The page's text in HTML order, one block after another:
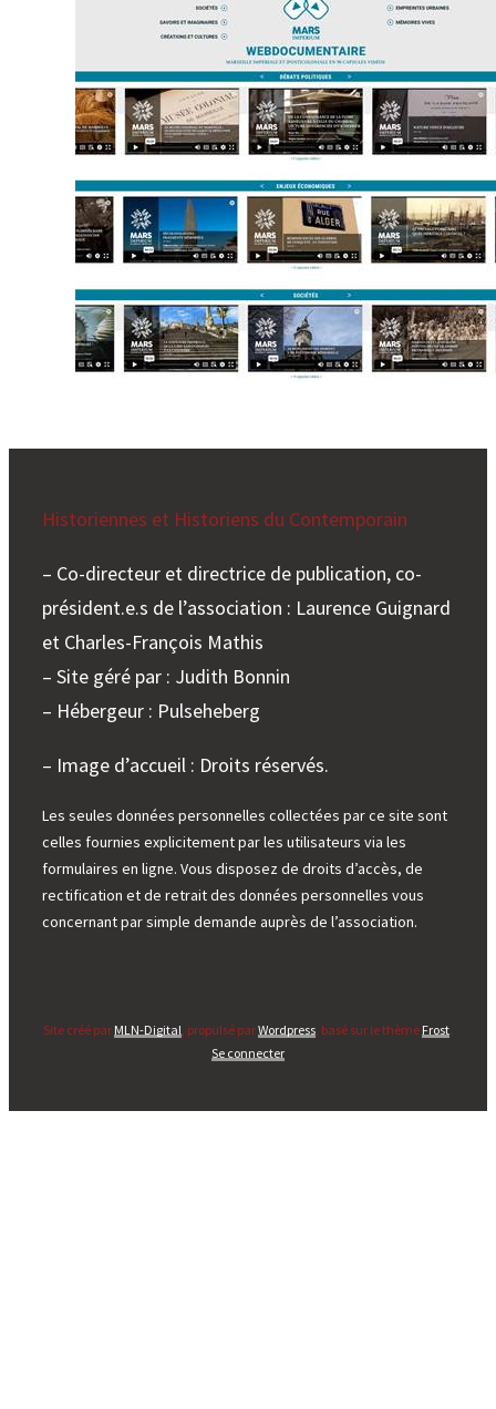
Historiennes et Historiens du Contemporain
– Co-directeur et directrice de publication, co-
président.e.s de l’association : Laurence Guignard
et Charles-François Mathis
– Site géré par : Judith Bonnin
– Hébergeur : Pulseheberg
– Image d’accueil : Droits réservés.
Les seules données personnelles collectées par ce site sont
celles fournies explicitement par les utilisateurs via les
formulaires en ligne. Vous disposez de droits d’accès, de
rectification et de retrait des données personnelles vous
concernant par simple demande auprès de l’association.
Site créé par MLN-Digital , propulsé parWordpress , basé sur le thème Frost.
Se connecter